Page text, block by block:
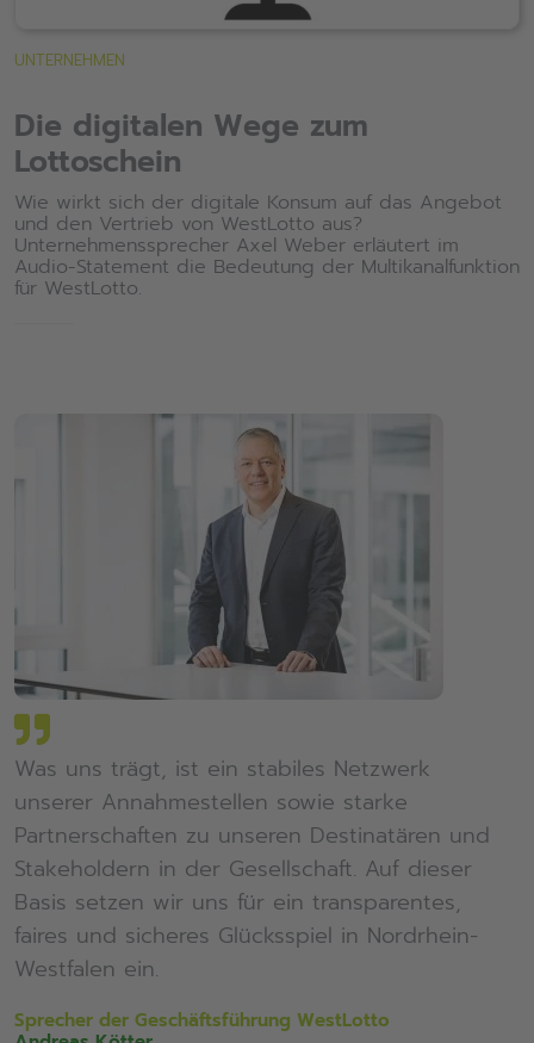
UNTERNEHMEN
Die digitalen Wege zum
Lottoschein
Wie wirkt sich der digitale Konsum auf das Angebot
und den Vertrieb von WestLotto aus?
Unternehmenssprecher Axel Weber erläutert im
Audio-Statement die Bedeutung der Multikanalfunktion
für WestLotto.
Was uns trägt, ist ein stabiles Netzwerk
unserer Annahmestellen sowie starke
Partnerschaften zu unseren Destinatären und
Stakeholdern in der Gesellschaft. Auf dieser
Basis setzen wir uns für ein transparentes,
faires und sicheres Glücksspiel in Nordrhein-
Westfalen ein.
Sprecher der Geschäftsführung WestLotto